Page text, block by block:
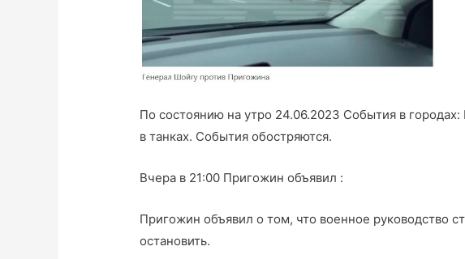
По состоянию на утро 24.06.2023 События в
в танках. События обостряются.
Вчера в 21:00 Пригожин объявил :
Пригожин объявил о том, что военное руководство
остановить.